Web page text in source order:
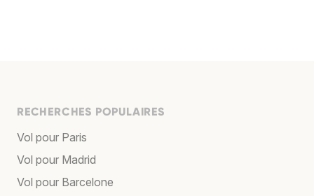
RECHERCHES POPULAIRES
Vol pour Paris
Vol pour Madrid
Vol pour Barcelone